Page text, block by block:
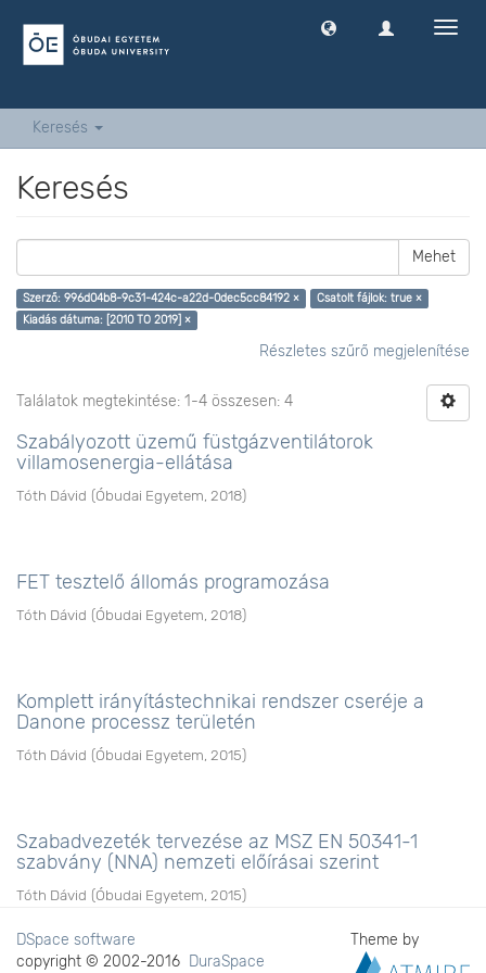
Keresés
Keresés
Mehet
Szerző: 996d04b8-9c31-424c-a22d-0dec5cc84192 ×
Csatolt fájlok: true ×
Kiadás dátuma: [2010 TO 2019] ×
Részletes szűrő megjelenítése
Találatok megtekintése: 1-4 összesen: 4
Szabályozott üzemű füstgázventilátorok
villamosenergia-ellátása
Tóth Dávid (Óbudai Egyetem 2018)
FET tesztelő állomás programozása
Tóth Dávid (Óbudai Egyetem 2018)
Komplett irányítástechnikai rendszer cseréje a
Danone processz területén
Tóth Dávid (Óbudai Egyetem 2015)
Szabadvezeték tervezése az MSZ EN 50341-1
szabvány (NNA) nemzeti előírásai szerint
Tóth Dávid (Óbudai Egyetem 2015)
DSpace software
copyright © 2002-2016 DuraSpace
Theme by